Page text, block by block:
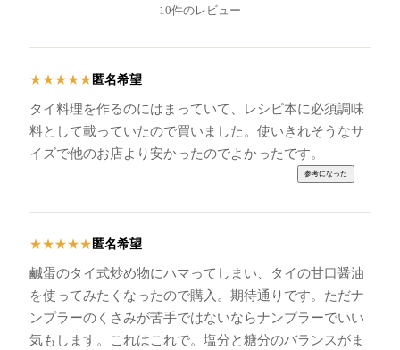
10件のレビュー
★★★★★ 匿名希望
タイ料理を作るのにはまっていて、レシピ本に必須調味
料として載っていたので買いました。使いきれそうなサ
イズで他のお店より安かったのでよかったです。
★★★★★ 匿名希望
鹹蛋のタイ式炒め物にハマってしまい、タイの甘口醤油
を使ってみたくなったので購入。期待通りです。ただナ
ンプラーのくさみが苦手ではないならナンプラーでいい
気もします。これはこれで。塩分と糖分のバランスがま